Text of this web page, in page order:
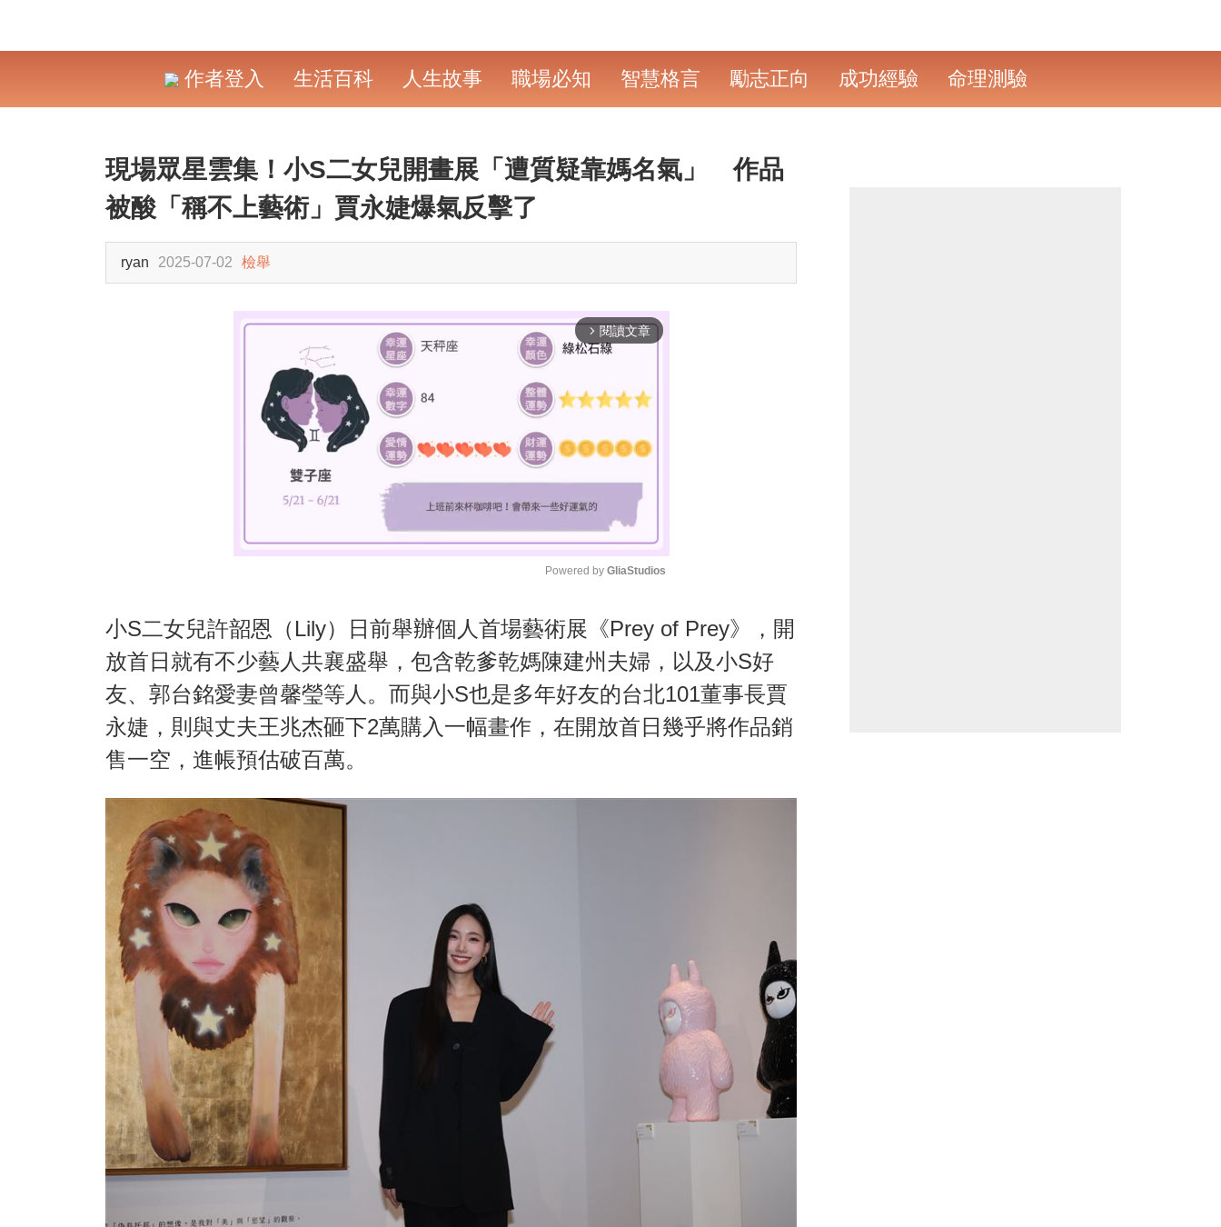
作者登入 生活百科 人生故事 職場必知 智慧格言 勵志正向 成功經驗 命理測驗
現場眾星雲集！小S二女兒開畫展「遭質疑靠媽名氣」 作品
被酸「稱不上藝術」賈永婕爆氣反擊了
ryan 2025-07-02 檢舉
arrow_forward_ios 閱讀文章
M
u
t
e
Powered by GliaStudios
小S二女兒許韶恩（Lily）日前舉辦個人首場藝術展《Prey of Prey》，開
放首日就有不少藝人共襄盛舉，包含乾爹乾媽陳建州夫婦，以及小S好
友、郭台銘愛妻曾馨瑩等人。而與小S也是多年好友的台北101董事長賈
永婕，則與丈夫王兆杰砸下2萬購入一幅畫作，在開放首日幾乎將作品銷
售一空，進帳預估破百萬。